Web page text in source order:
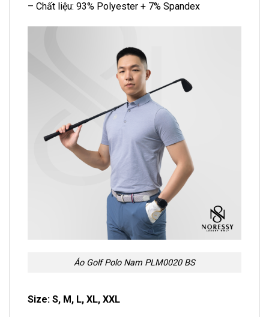
– Chất liệu: 93% Polyester + 7% Spandex
Áo Golf Polo Nam PLM0020 BS
Size: S, M, L, XL, XXL